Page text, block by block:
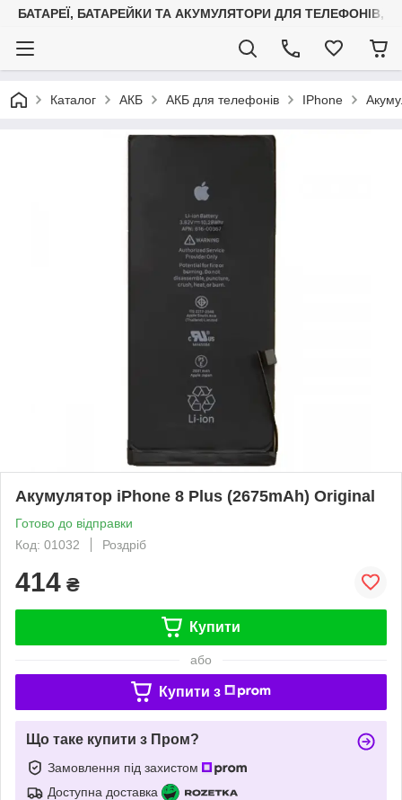
БАТАРЕЇ, БАТАРЕЙКИ ТА АКУМУЛЯТОРИ ДЛЯ ТЕЛЕФОНІВ,
Каталог АКБ АКБ для телефонів IPhone
Акумулятор iPhone 8 Plus (2675mAh) Original
Готово до відправки
Код: 01032
Роздріб
414 ₴
Купити
або
Купити з
Що таке купити з Пром?
Замовлення під захистом
Доступна доставка